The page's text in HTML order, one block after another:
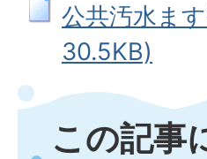
公共汚水ま
30.5KB)
この記事